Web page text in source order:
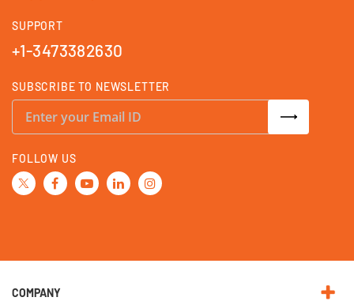
SUPPORT
+1-3473382630
SUBSCRIBE TO NEWSLETTER
S
n
p
o
r
w
e
FOLLOW US
COMPANY